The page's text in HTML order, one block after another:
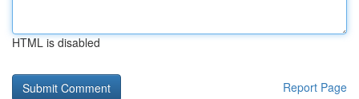
HTML is disabled
Report Page